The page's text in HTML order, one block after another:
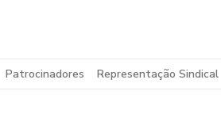
Patrocinadores Representação Sindical